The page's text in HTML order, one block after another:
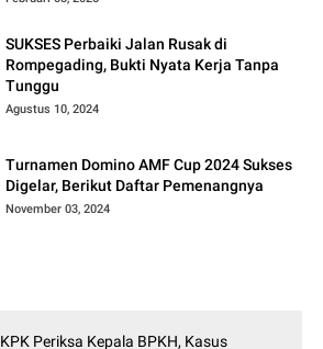
SUKSES Perbaiki Jalan Rusak di
Rompegading, Bukti Nyata Kerja Tanpa
Tunggu
Agustus 10, 2024
Turnamen Domino AMF Cup 2024 Sukses
Digelar, Berikut Daftar Pemenangnya
November 03, 2024
KPK Periksa Kepala BPKH, Kasus